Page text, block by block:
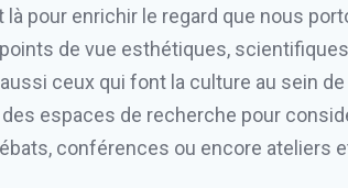
pour enrichir le regard que nous
de vue esthétiques,
ceux qui font la culture au sein
espaces de recherche pour
conférences ou encore ateliers